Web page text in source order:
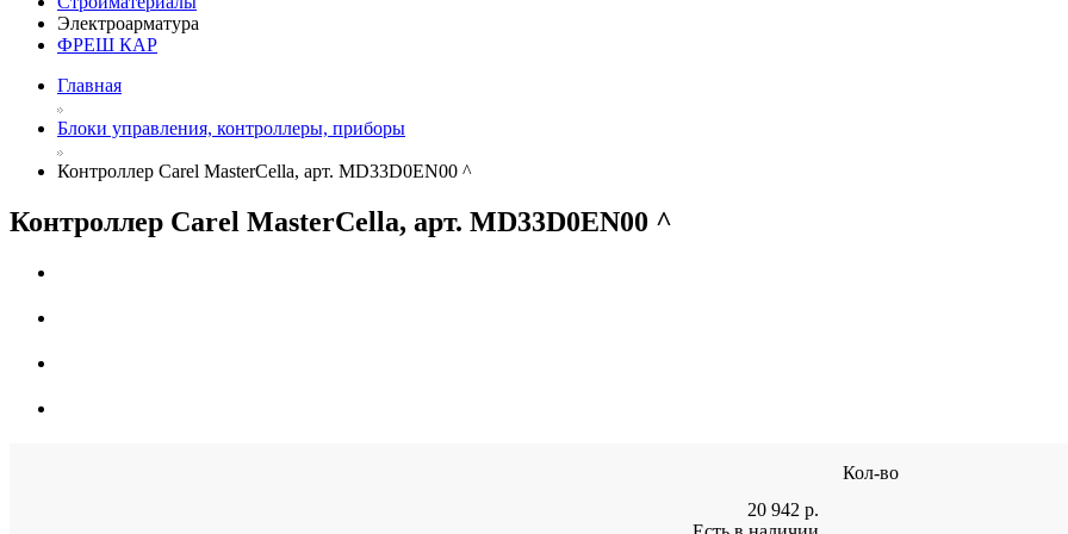
Электроарматура
ФРЕШ КАР
Главная
Блоки управления, контроллеры, приборы
Контроллер Carel MasterCella, арт. MD33D0EN00 ^
Контроллер Carel MasterCella, арт. MD33D0EN00 ^
20 942 р.
Кол-во